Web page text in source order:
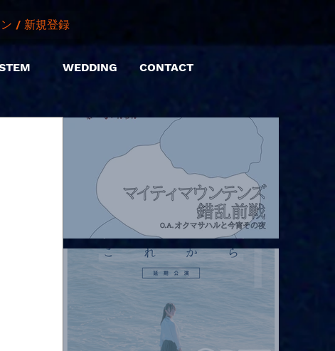
ン / 新規登録
WEDDING CONTACT
2026.08.07 |【観覧】マイティマウンテンズpresents. “HALL-IN-